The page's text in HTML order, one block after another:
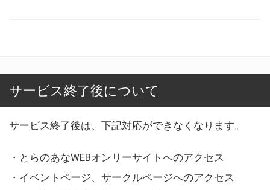
サービス終了後について
サービス終了後は、下記対応ができなくなります。
・とらのあなWEBオンリーサイトへのアクセス
・イベントページ、サークルページへのアクセス